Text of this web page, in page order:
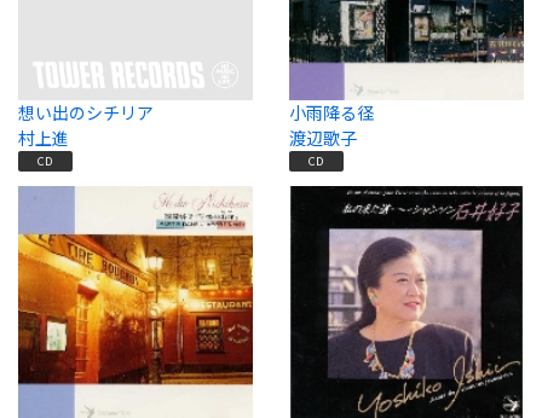
想い出のシチリア
村上進
CD
小雨降る径
渡辺歌子
CD